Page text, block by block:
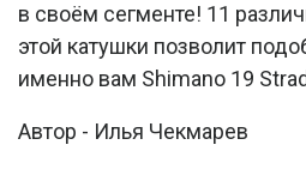
в своём сегменте! 11
этой катушки позволит
именно вам Shimano 19
Автор - Илья Чекмарев